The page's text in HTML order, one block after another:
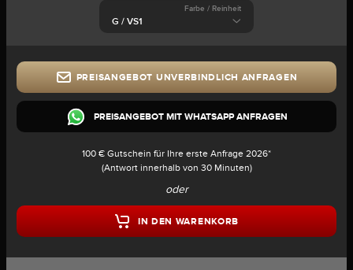
Farbe / Reinheit
PREISANGEBOT UNVERBINDLICH ANFRAGEN
PREISANGEBOT MIT WHATSAPP ANFRAGEN
100 € Gutschein für Ihre erste Anfrage 2026*
(Antwort innerhalb von 30 Minuten)
oder
IN DEN WARENKORB